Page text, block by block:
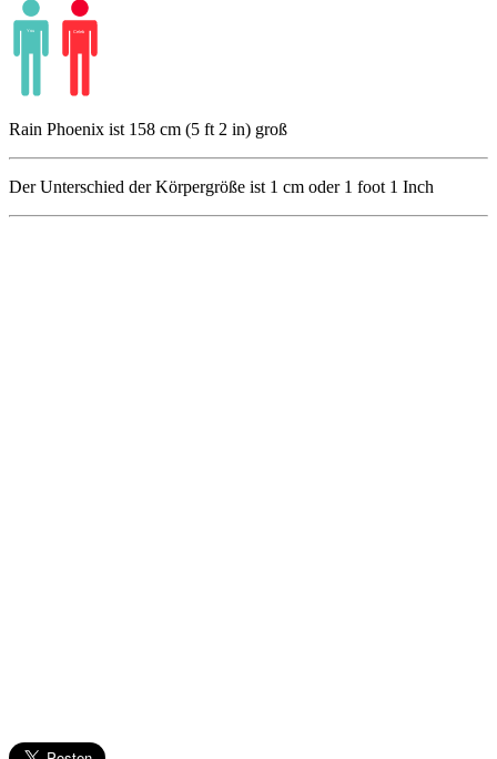
Rain Phoenix ist 158 cm (5 ft 2 in) groß
Der Unterschied der Körpergröße ist 1 cm oder 1 foot 1 Inch